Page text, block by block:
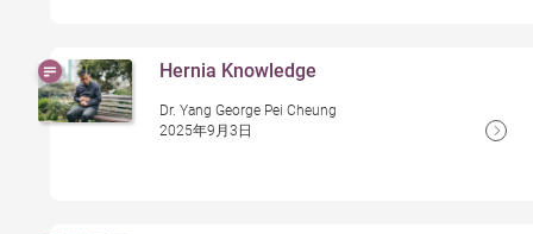
Hernia Knowledge
Dr. Yang George Pei Cheung
2025年9月3日